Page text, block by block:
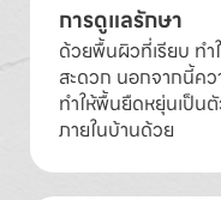
การดูแลรักษา
ด้วยพื้นผิวที่เรียบ ทำ
สะดวก นอกจากนี้ค
ทำให้พื้นยืดหยุ่นเป็น
ภายในบ้านด้วย